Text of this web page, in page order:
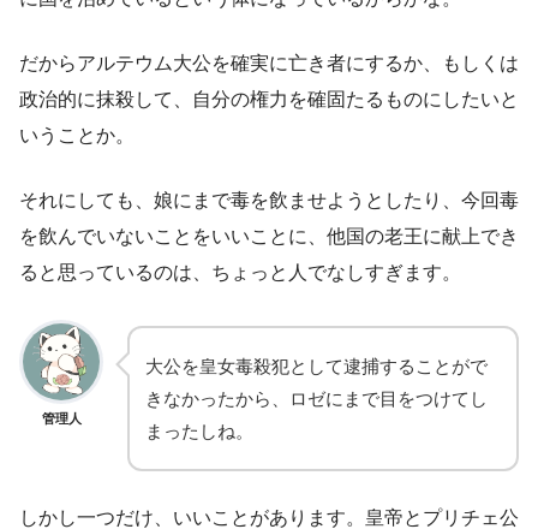
だからアルテウム大公を確実に亡き者にするか、もしくは
政治的に抹殺して、自分の権力を確固たるものにしたいと
いうことか。
それにしても、娘にまで毒を飲ませようとしたり、今回毒
を飲んでいないことをいいことに、他国の老王に献上でき
ると思っているのは、ちょっと人でなしすぎます。
管理人
大公を皇女毒殺犯として逮捕することがで
きなかったから、ロゼにまで目をつけてし
まったしね。
しかし一つだけ、いいことがあります。皇帝とプリチェ公